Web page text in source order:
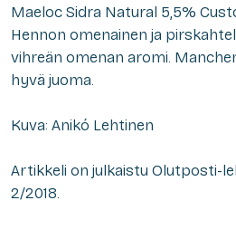
Maeloc Sidra Natural 5,5%
Hennon omenainen ja
vihreän omenan aromi.
hyvä juoma.
Kuva: Anikó Lehtinen
Artikkeli on julkaistu Olutposti-
2/2018.